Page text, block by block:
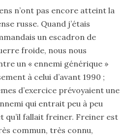
n’ont pas encore atteint la
russe. Quand j’étais
un escadron de
froide, nous nous
un « ennemi générique »
à celui d’avant 1990 ;
d’exercice prévoyaient une
qui entrait peu à peu
qu’il fallait freiner. Freiner est
commun, très connu,